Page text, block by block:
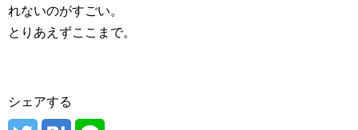
れないのがすごい。
とりあえずここまで。
シェアする